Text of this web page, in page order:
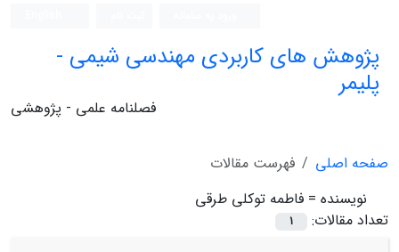
پژوهش های کاربردی مهندسی شیمی -
پلیمر
فصلنامه علمی - پژوهشی
صفحه اصلی
فهرست مقالات
نویسنده = فاطمه توکلی طرقی
تعداد مقالات:
1